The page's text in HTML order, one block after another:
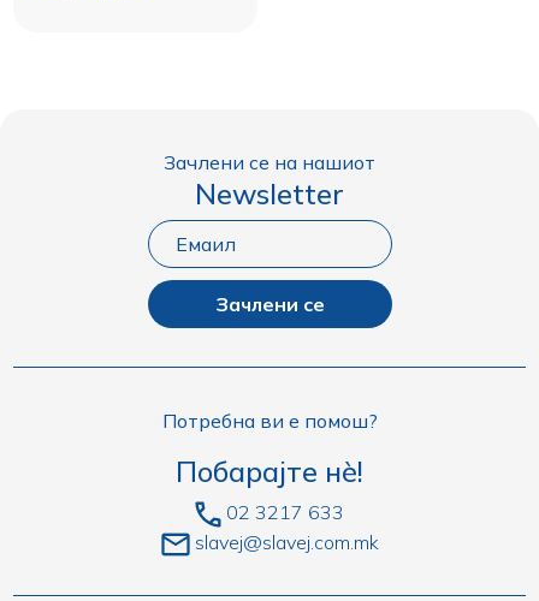
Зачлени се на нашиот
Newsletter
Зачлени се
Потребна ви е помош?
Побарајте нè!
02 3217 633
slavej@slavej.com.mk